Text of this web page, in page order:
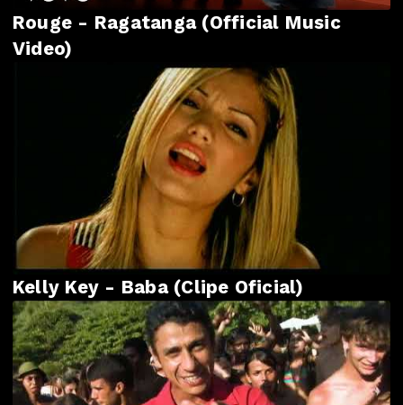
Rouge - Ragatanga (Official Music
Video)
Kelly Key - Baba (Clipe Oficial)